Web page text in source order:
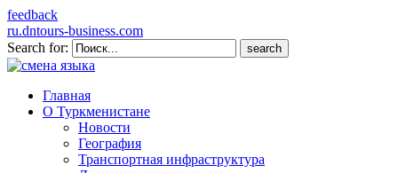
feedback
ru.dntours-business.com
Search for:
Главная
О Туркменистане
Новости
География
Транспортная инфраструктура